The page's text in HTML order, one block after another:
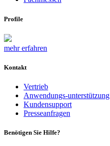
Profile
mehr erfahren
Kontakt
Vertrieb
Anwendungs-unterstützung
Kundensupport
Presseanfragen
Benötigen Sie Hilfe?